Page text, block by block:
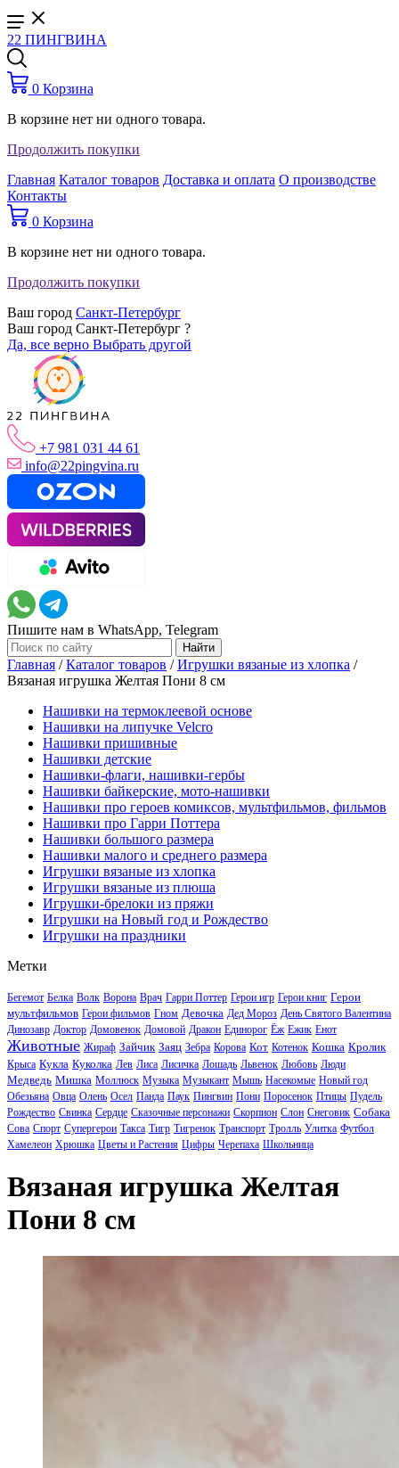
22 ПИНГВИНА
0 Корзина
В корзине нет ни одного товара.
Продолжить покупки
Главная Каталог товаров Доставка и оплата О производстве
Контакты
0 Корзина
В корзине нет ни одного товара.
Продолжить покупки
Ваш город Санкт-Петербург
Ваш город Санкт-Петербург ?
Да, все верно Выбрать другой
+7 981 031 44 61
info@22pingvina.ru
Пишите нам в WhatsApp, Telegram
Главная /Каталог товаров /Игрушки вязаные из хлопка /
Вязаная игрушка Желтая Пони 8 см
Нашивки на термоклеевой основе
Нашивки на липучке Velcro
Нашивки пришивные
Нашивки детские
Нашивки-флаги, нашивки-гербы
Нашивки байкерские, мото-нашивки
Нашивки про героев комиксов, мультфильмов, фильмов
Нашивки про Гарри Поттера
Нашивки большого размера
Нашивки малого и среднего размера
Игрушки вязаные из хлопка
Игрушки вязаные из плюша
Игрушки-брелоки из пряжи
Игрушки на Новый год и Рождество
Игрушки на праздники
Метки
Бегемот Белка Волк Ворона Врач Гарри Поттер Герои игр Герои книг Герои
мультфильмов Герои фильмов Гном Девочка Дед Мороз День Святого Валентина
Динозавр Доктор Домовенок Домовой Дракон Единорог Ёж Ежик Енот
Животные Жираф Зайчик Заяц Зебра Корова Кот Котенок Кошка Кролик
Крыса Кукла Куколка Лев Лиса Лисичка Лошадь Львенок Любовь Люди
Медведь Мишка Моллюск Музыка Музыкант Мышь Насекомые Новый год
Обезьяна Овца Олень Осел Панда Паук Пингвин Пони Поросенок Птицы Пудель
Рождество Свинка Сердце Сказочные персонажи Скорпион Слон Снеговик Собака
Сова Спорт Супергерои Такса Тигр Тигренок Транспорт Тролль Улитка Футбол
Хамелеон Хрюшка Цветы и Растения Цифры Черепаха Школьница
Вязаная игрушка Желтая
Пони 8 см